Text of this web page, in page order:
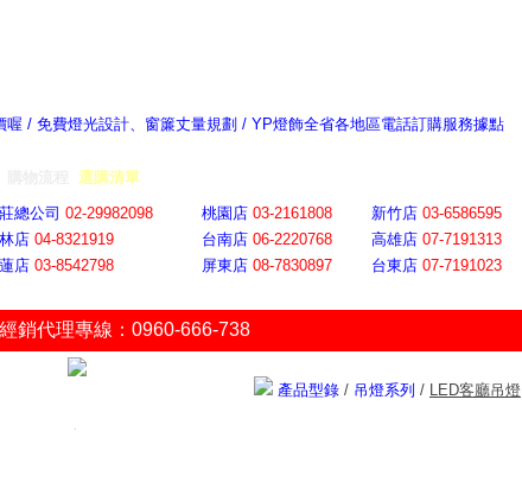
喔 / 免費燈光設計、窗簾丈量規劃 / YP燈飾全省各地區電話訂購服務據點
選購清單
總公司 02-29982098 桃園店 03-2161808 新竹店 03-6586595
店 04-8321919 台南店 06-2220768 高雄店 07-7191313
店 03-8542798 屏東店 08-7830897 台東店 07-7191023
經銷代理專線：0960-666-738
產品型錄 / 吊燈系列 / LED客廳吊燈